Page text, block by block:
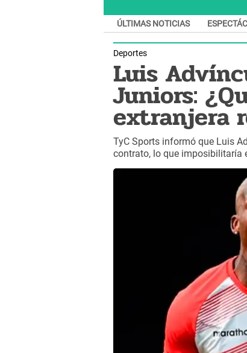
ÚLTIMAS NOTICIAS
Deportes
Luis
Juniors:
extranjera
TyC Sports informó que Luis
contrato, lo que imposibilitaría